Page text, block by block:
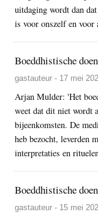
uitdaging wordt dan
is voor onszelf en voor
Boeddhistische
gastauteur - 17 mei
Arjan Mulder: 'Het
weet dat dit niet wordt
bijeenkomsten. De
heb bezocht, leverden
interpretaties en
Boeddhistische
gastauteur - 15 mei